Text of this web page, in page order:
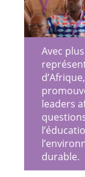
Avec
leaders
durable.